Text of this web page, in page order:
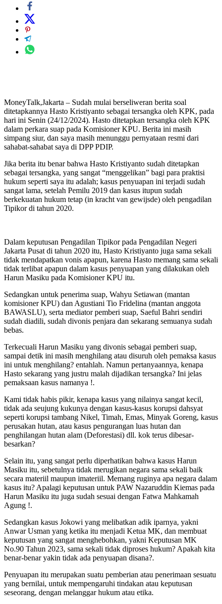
MoneyTalk,Jakarta – Sudah mulai berseliweran berita soal
ditetapkannya Hasto Kristiyanto sebagai tersangka oleh KPK, pada
hari ini Senin (24/12/2024). Hasto ditetapkan tersangka oleh KPK
dalam perkara suap pada Komisioner KPU. Berita ini masih
simpang siur, dan saya masih menunggu pernyataan resmi dari
sahabat-sahabat saya di DPP PDIP.
Jika berita itu benar bahwa Hasto Kristiyanto sudah ditetapkan
sebagai tersangka, yang sangat “menggelikan” bagi para praktisi
hukum seperti saya itu adalah; kasus penyuapan ini terjadi sudah
sangat lama, setelah Pemilu 2019 dan kasus itupun sudah
berkekuatan hukum tetap (in kracht van gewijsde) oleh pengadilan
Tipikor di tahun 2020.
Dalam keputusan Pengadilan Tipikor pada Pengadilan Negeri
Jakarta Pusat di tahun 2020 itu, Hasto Kristiyanto juga sama sekali
tidak mendapatkan vonis apapun, karena Hasto memang sama sekali
tidak terlibat apapun dalam kasus penyuapan yang dilakukan oleh
Harun Masiku pada Komisioner KPU itu.
Sedangkan untuk penerima suap, Wahyu Setiawan (mantan
komisioner KPU) dan Agustiani Tio Fridelina (mantan anggota
BAWASLU), serta mediator pemberi suap, Saeful Bahri sendiri
sudah diadili, sudah divonis penjara dan sekarang semuanya sudah
bebas.
Terkecuali Harun Masiku yang divonis sebagai pemberi suap,
sampai detik ini masih menghilang atau disuruh oleh pemaksa kasus
ini untuk menghilang? entahlah. Namun pertanyaannya, kenapa
Hasto sekarang yang justru malah dijadikan tersangka? Ini jelas
pemaksaan kasus namanya !.
Kami tidak habis pikir, kenapa kasus yang nilainya sangat kecil,
tidak ada seujung kukunya dengan kasus-kasus korupsi dahsyat
seperti korupsi tambang Nikel, Timah, Emas, Minyak Goreng, kasus
perusakan hutan, atau kasus pengurangan luas hutan dan
penghilangan hutan alam (Deforestasi) dll. kok terus dibesar-
besarkan?
Selain itu, yang sangat perlu diperhatikan bahwa kasus Harun
Masiku itu, sebetulnya tidak merugikan negara sama sekali baik
secara materiil maupun imateriil. Memang ruginya apa negara dalam
kasus itu? Apalagi keputusan untuk PAW Nazaruddin Kiemas pada
Harun Masiku itu juga sudah sesuai dengan Fatwa Mahkamah
Agung !.
Sedangkan kasus Jokowi yang melibatkan adik iparnya, yakni
Anwar Usman yang ketika itu menjadi Ketua MK, dan membuat
keputusan yang sangat menghebohkan, yakni Keputusan MK
No.90 Tahun 2023, sama sekali tidak diproses hukum? Apakah kita
benar-benar yakin tidak ada penyuapan disana?.
Penyuapan itu merupakan suatu pemberian atau penerimaan sesuatu
yang bernilai, untuk mempengaruhi tindakan atau keputusan
seseorang, dengan melanggar hukum atau etika.